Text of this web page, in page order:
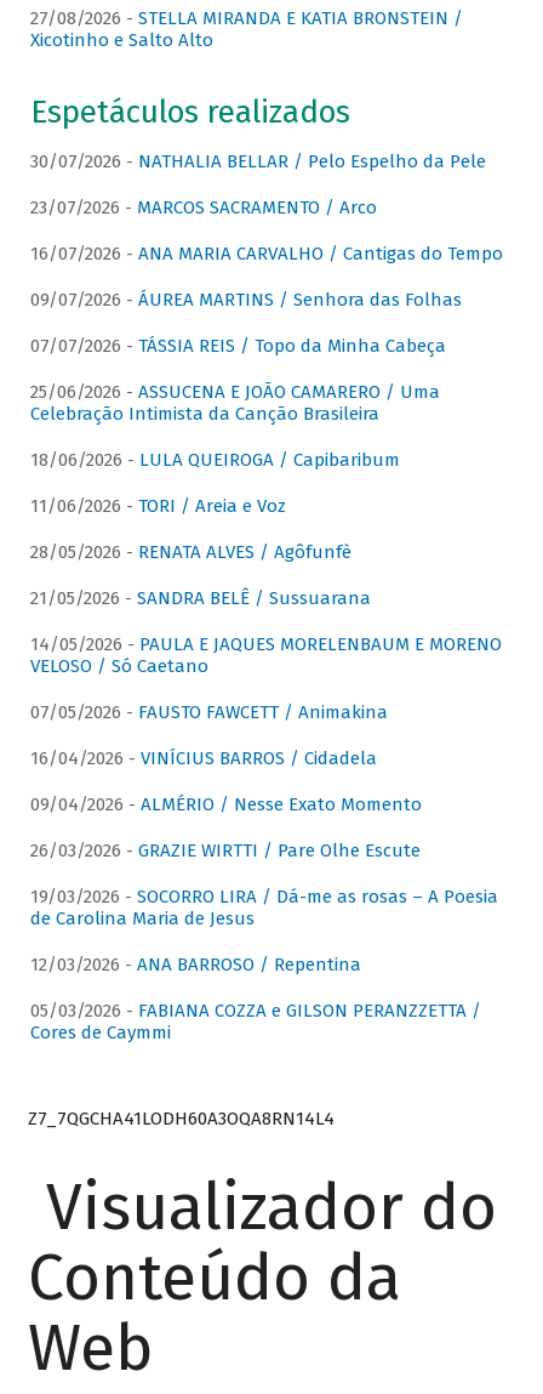
27/08/2026 - STELLA MIRANDA E KATIA BRONSTEIN /
Xicotinho e Salto Alto
Espetáculos realizados
30/07/2026 - NATHALIA BELLAR / Pelo Espelho da Pele
23/07/2026 - MARCOS SACRAMENTO / Arco
16/07/2026 - ANA MARIA CARVALHO / Cantigas do Tempo
09/07/2026 - ÁUREA MARTINS / Senhora das Folhas
07/07/2026 - TÁSSIA REIS / Topo da Minha Cabeça
25/06/2026 - ASSUCENA E JOÃO CAMARERO / Uma
Celebração Intimista da Canção Brasileira
18/06/2026 - LULA QUEIROGA / Capibaribum
11/06/2026 - TORI / Areia e Voz
28/05/2026 - RENATA ALVES / Agôfunfè
21/05/2026 - SANDRA BELÊ / Sussuarana
14/05/2026 - PAULA E JAQUES MORELENBAUM E MORENO
VELOSO / Só Caetano
07/05/2026 - FAUSTO FAWCETT / Animakina
16/04/2026 - VINÍCIUS BARROS / Cidadela
09/04/2026 - ALMÉRIO / Nesse Exato Momento
26/03/2026 - GRAZIE WIRTTI / Pare Olhe Escute
19/03/2026 - SOCORRO LIRA / Dá-me as rosas – A Poesia
de Carolina Maria de Jesus
12/03/2026 - ANA BARROSO / Repentina
05/03/2026 - FABIANA COZZA e GILSON PERANZZETTA /
Cores de Caymmi
Z7_7QGCHA41LODH60A3OQA8RN14L4
Visualizador do
Conteúdo da
Web